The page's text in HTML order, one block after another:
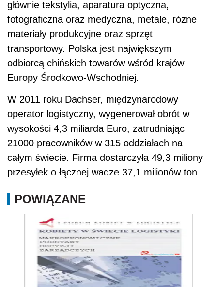
głównie tekstylia, aparatura optyczna,
fotograficzna oraz medyczna, metale, różne
materiały produkcyjne oraz sprzęt
transportowy. Polska jest największym
odbiorcą chińskich towarów wśród krajów
Europy Środkowo-Wschodniej.
W 2011 roku Dachser, międzynarodowy
operator logistyczny, wygenerował obrót w
wysokości 4,3 miliarda Euro, zatrudniając
21000 pracowników w 315 oddziałach na
całym świecie. Firma dostarczyła 49,3 miliony
przesyłek o łącznej wadze 37,1 milionów ton.
POWIĄZANE